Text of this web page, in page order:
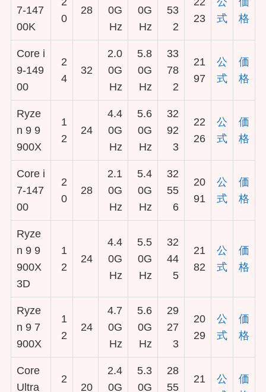
7-147
00K
0
28
0G
Hz
0G
Hz
53
2
23
式
格
Core i
9-149
00
2
4
32
2.0
0G
Hz
5.8
0G
Hz
33
78
2
21
97
公
式
価
格
Ryze
n 9 9
900X
1
2
24
4.4
0G
Hz
5.6
0G
Hz
32
92
3
22
26
公
式
価
格
Core i
7-147
00
2
0
28
2.1
0G
Hz
5.4
0G
Hz
32
55
6
20
91
公
式
価
格
Ryze
n 9 9
900X
3D
1
2
24
4.4
0G
Hz
5.5
0G
Hz
32
44
5
21
82
公
式
価
格
Ryze
n 9 7
900X
1
2
24
4.7
0G
Hz
5.6
0G
Hz
29
27
3
20
29
公
式
価
格
Core
Ultra
2
20
2.4
0G
5.3
0G
28
55
21
公
価